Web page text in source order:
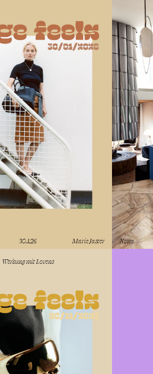
30.1.26 Marie Jaster News
Werbung mitLovens